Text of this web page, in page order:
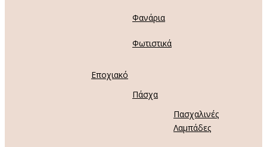
Φανάρια
Φωτιστικά
Εποχιακό
Πάσχα
Πασχαλινές
Λαμπάδες